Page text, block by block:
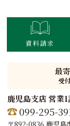
資料請求
最
受
鹿児島支店 営業
099-295-
〒892-0836 鹿児島